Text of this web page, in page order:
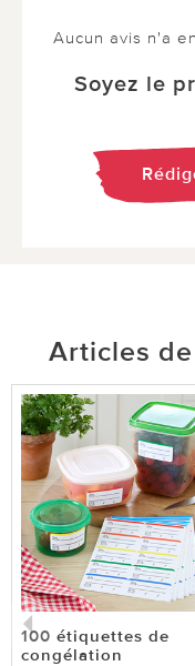
Aucun avis n'a
Soyez le
Articles
100 étiquettes de
congélation